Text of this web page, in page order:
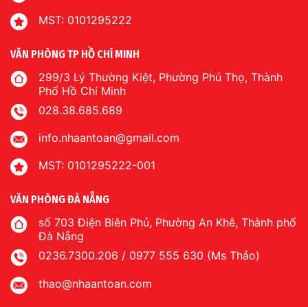
MST: 0101295222
VĂN PHÒNG TP HỒ CHÍ MINH
299/3 Lý Thường Kiệt, Phường Phú Thọ, Thành
Phố Hồ Chí Minh
028.38.685.689
info.nhaantoan@gmail.com
MST: 0101295222-001
VĂN PHÒNG ĐÀ NẴNG
số 703 Điện Biên Phủ, Phường An Khê, Thành phố
Đà Nẵng
0236.7300.206 / 0977 555 630 (Ms Thảo)
thao@nhaantoan.com